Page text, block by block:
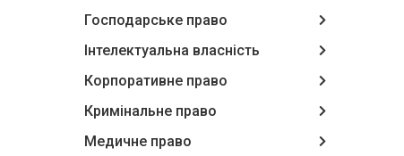
Господарське право
Інтелектуальна власність
Корпоративне право
Кримінальне право
Медичне право